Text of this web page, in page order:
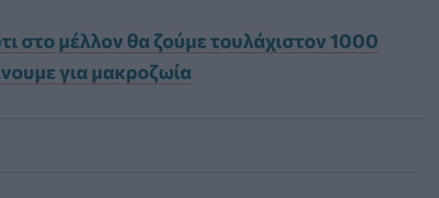
στο μέλλον θα ζούμε τουλάχιστον 1000
για μακροζωία